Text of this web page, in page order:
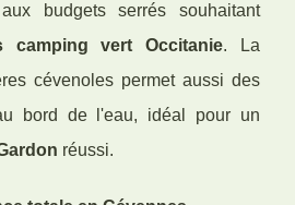
budgets serrés souhaitant
camping vert Occitanie. La
cévenoles permet aussi des
bord de l'eau, idéal pour un
réussi.